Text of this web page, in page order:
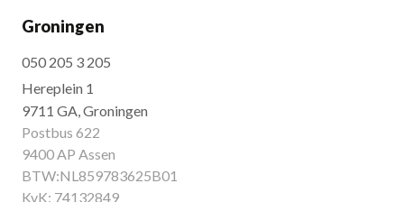
Groningen
050 205 3 205
Hereplein 1
9711 GA, Groningen
Postbus 622
9400 AP Assen
BTW:NL859783625B01
KvK: 74132849